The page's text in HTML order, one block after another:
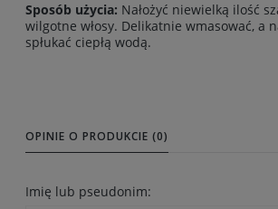
Sposób użycia: Nałożyć niewielką ilość
wilgotne włosy. Delikatnie wmasować, a
spłukać ciepłą wodą.
OPINIE O PRODUKCIE (0)
Imię lub pseudonim: